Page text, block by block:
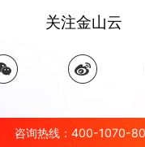
关注金山云
咨询热线：400-1070-